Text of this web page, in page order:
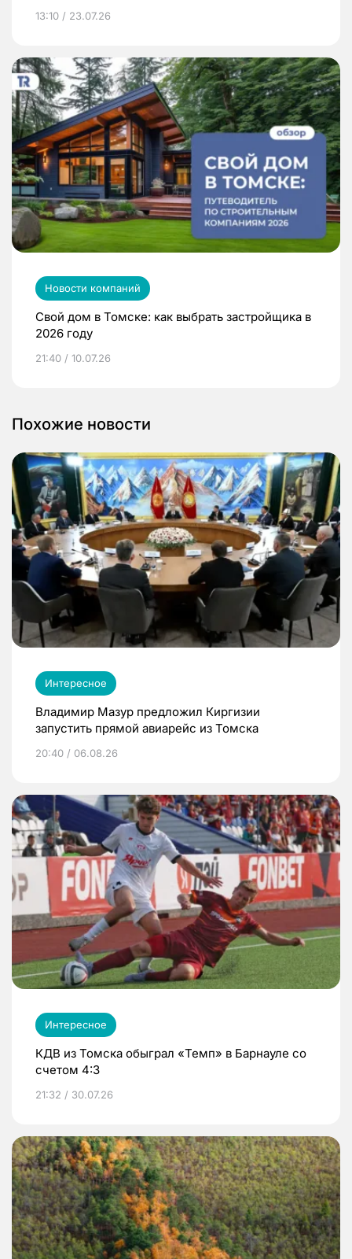
13:10 / 23.07.26
Новости компаний
Свой дом в Томске: как выбрать застройщика в
2026 году
21:40 / 10.07.26
Похожие новости
Интересное
Владимир Мазур предложил Киргизии
запустить прямой авиарейс из Томска
20:40 / 06.08.26
Интересное
КДВ из Томска обыграл «Темп» в Барнауле со
счетом 4:3
21:32 / 30.07.26